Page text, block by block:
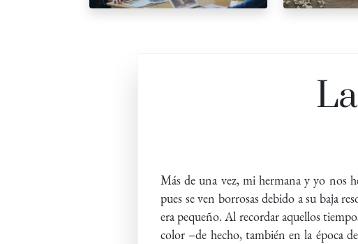
Más de una vez, mi hermana y yo nos
pues se ven borrosas debido a su baja
era pequeño. Al recordar aquellos
color –de hecho, también en la época